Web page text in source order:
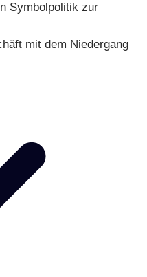
Symbolpolitik zur
mit dem Niedergang